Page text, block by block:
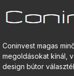
Coninvest magas
megoldásokat kínál,
design bútor